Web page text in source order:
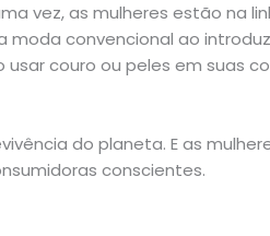
vez, as mulheres estão na
moda convencional ao
couro ou peles em suas
do planeta. E as
conscientes.